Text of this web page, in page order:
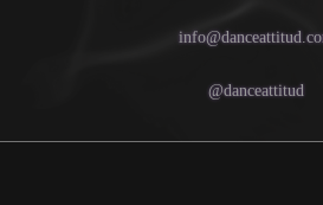
@danceattitud